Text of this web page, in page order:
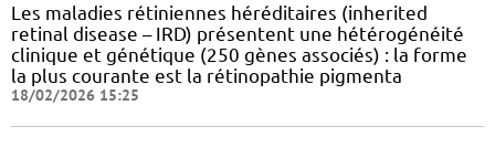
Les maladies rétiniennes héréditaires (inherited
retinal disease – IRD) présentent une hétérogénéité
clinique et génétique (250 gènes associés) : la forme
la plus courante est la rétinopathie pigmenta
18/02/2026 15:25